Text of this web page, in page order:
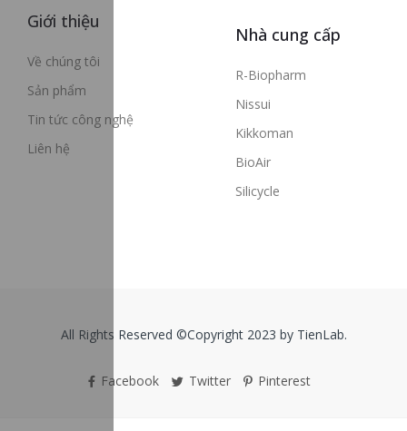
Giới thiệu
Về chúng tôi
Sản phẩm
Tin tức công nghệ
Liên hệ
Nhà cung cấp
R-Biopharm
Nissui
Kikkoman
BioAir
Silicycle
All Rights Reserved ©Copyright 2023 by TienLab.
Facebook Twitter Pinterest